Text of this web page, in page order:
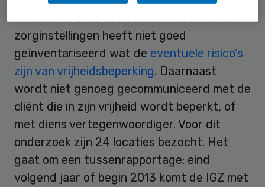
zorginstellingen heeft niet goed
geïnventariseerd wat de eventuele risico’s
zijn van vrijheidsbeperking. Daarnaast
wordt niet genoeg gecommuniceerd met de
cliënt die in zijn vrijheid wordt beperkt, of
met diens vertegenwoordiger. Voor dit
onderzoek zijn 24 locaties bezocht. Het
gaat om een tussenrapportage: eind
volgend jaar of begin 2013 komt de IGZ met